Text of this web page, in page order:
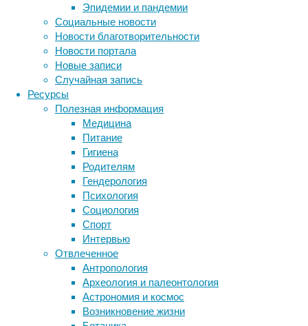
Эпидемии и пандемии
Социальные новости
Новости благотворительности
Новости портала
Новые записи
Случайная запись
Ресурсы
Полезная информация
Медицина
Питание
Гигиена
Родителям
Гендерология
Психология
Социология
Спорт
Интервью
Отвлеченное
Антропология
Археология и палеонтология
Астрономия и космос
Возникновение жизни
смех
появляется
уже
в
возрасте
четырех
месяцев
и
становится
для
младенца
важнейшим
способом
выражения
эмоций.
Но
если
смех
улыбка
скорее
Метки
ДНК бактерии биология
биотехнология вирусы
генетика дети